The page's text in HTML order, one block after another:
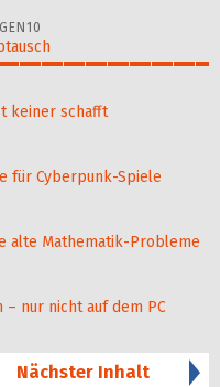
keiner schafft
für Cyberpunk-Spiele
alte Ma­thematik-Pro­ble­me
– nur nicht auf dem PC
Nächster Inhalt